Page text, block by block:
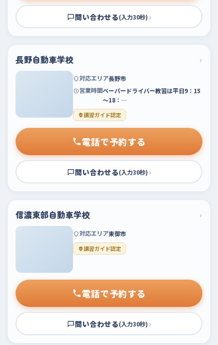
問い合わせる(入力30秒) ›
長野自動車学校 ›
対応エリア長野市
営業時間ペーパードライバー教習は平日9：15
～18：…
講習ガイド認定
電話で予約する
問い合わせる(入力30秒) ›
信濃東部自動車学校 ›
対応エリア東御市
講習ガイド認定
電話で予約する
問い合わせる(入力30秒) ›